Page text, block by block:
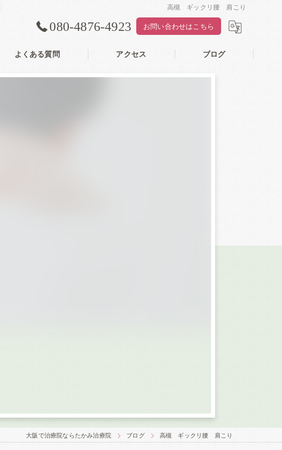
高槻 ギックリ腰 肩こり
080-4876-4923 お問い合わせはこちら
よくある質問 アクセス ブログ
大阪で治療院ならたかみ治療院 ブログ 高槻 ギックリ腰 肩こり